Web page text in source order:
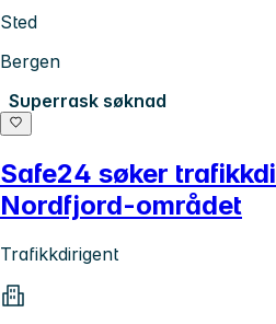
Sted
Bergen
Superrask søknad
Safe24 søker
Nordfjord-området
Trafikkdirigent